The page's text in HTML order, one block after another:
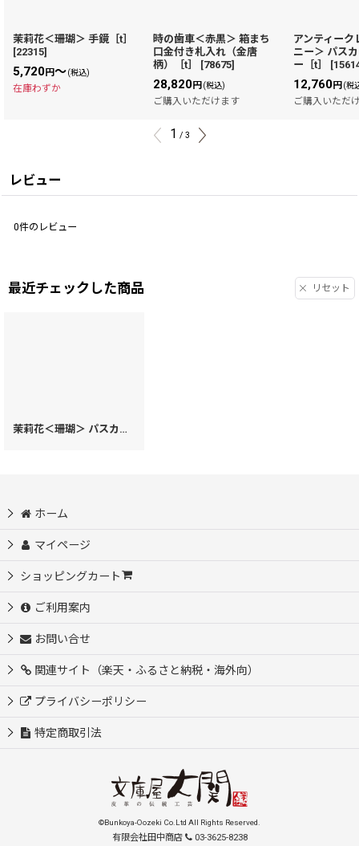
茉莉花＜珊瑚＞ 手鏡［t］
[22315]
5,720円～(税込)
在庫わずか
時の歯車＜赤黒＞ 箱まち
口金付き札入れ（金唐
柄）［t］
[78675]
28,820円 (税込)
ご購入いただけます
アンティーク
ニー＞ パス
ー［t］
[
12,760円 (税
ご購入いただ
1 / 3
レビュー
0件のレビュー
最近チェックした商品 リセット
茉莉花＜珊瑚＞ パスカードホルダー［t］
ホーム
マイページ
ショッピングカート
ご利用案内
お問い合せ
関連サイト（楽天・ふるさと納税・海外向）
プライバシーポリシー
特定商取引法
©Bunkoya-Oozeki Co.Ltd All Rights Reserved.
有限会社田中商店 03-3625-8238